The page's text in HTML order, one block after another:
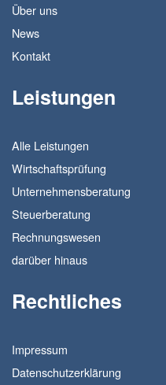
Über uns
News
Kontakt
Leistungen
Alle Leistungen
Wirtschaftsprüfung
Unternehmensberatung
Steuerberatung
Rechnungswesen
darüber hinaus
Rechtliches
Impressum
Datenschutzerklärung